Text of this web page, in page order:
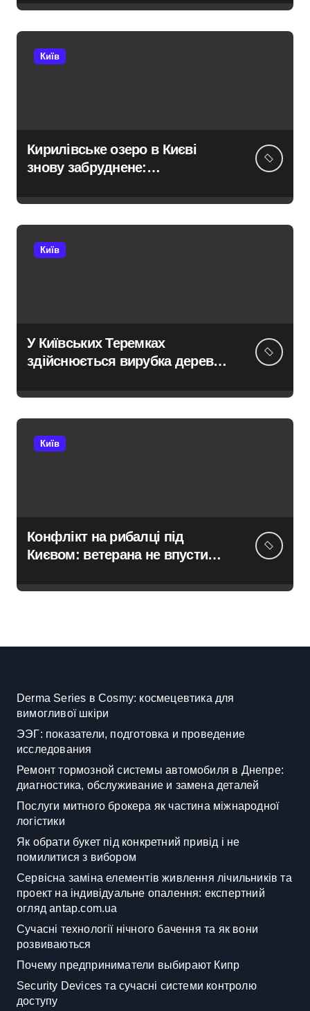
Київ
Кирилівське озеро в Києві
знову забруднене:
водойму після російської
атаки 8 серпня
Київ
У Київських Теремках
здійснюється вирубка дерев
переданої британськими
партнерами для ЗСУ
Київ
Конфлікт на рибалці під
Києвом: ветерана не впустили
Derma Series в Cosmy: космецевтика для
вимогливої шкіри
ЭЭГ: показатели, подготовка и проведение
исследования
Ремонт тормозной системы автомобиля в Днепре:
диагностика, обслуживание и замена деталей
Послуги митного брокера як частина міжнародної
логістики
Як обрати букет під конкретний привід і не
помилитися з вибором
Сервісна заміна елементів живлення лічильників та
проект на індивідуальне опалення: експертний
огляд antap.com.ua
Сучасні технології нічного бачення та як вони
розвиваються
Почему предприниматели выбирают Кипр
Security Devices та сучасні системи контролю
доступу